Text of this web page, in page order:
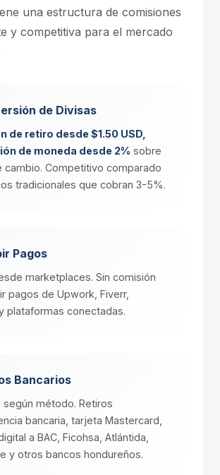
una estructura de comisiones
y competitiva para el mercado
de Divisas
de retiro desde $1.50 USD,
de moneda desde 2% sobre
cambio. Competitivo comparado
tradicionales que cobran 3-5%.
Pagos
marketplaces. Sin comisión
pagos de Upwork, Fiverr,
plataformas conectadas.
Bancarios
según método. Retiros
bancaria, tarjeta Mastercard,
a BAC, Ficohsa, Atlántida,
y otros bancos hondureños.